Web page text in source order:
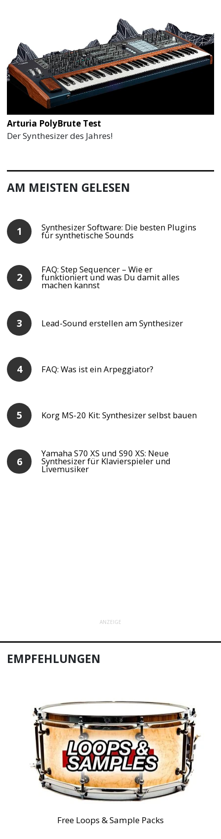
Arturia PolyBrute Test
Der Synthesizer des Jahres!
AM MEISTEN GELESEN
Synthesizer Software: Die besten Plugins
für synthetische Sounds
FAQ: Step Sequencer – Wie er
funktioniert und was Du damit alles
machen kannst
Lead-Sound erstellen am Synthesizer
FAQ: Was ist ein Arpeggiator?
Korg MS-20 Kit: Synthesizer selbst bauen
Yamaha S70 XS und S90 XS: Neue
Synthesizer für Klavierspieler und
Livemusiker
ANZEIGE
EMPFEHLUNGEN
Free Loops & Sample Packs